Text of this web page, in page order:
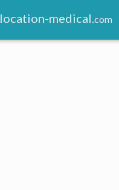
location-medical.com